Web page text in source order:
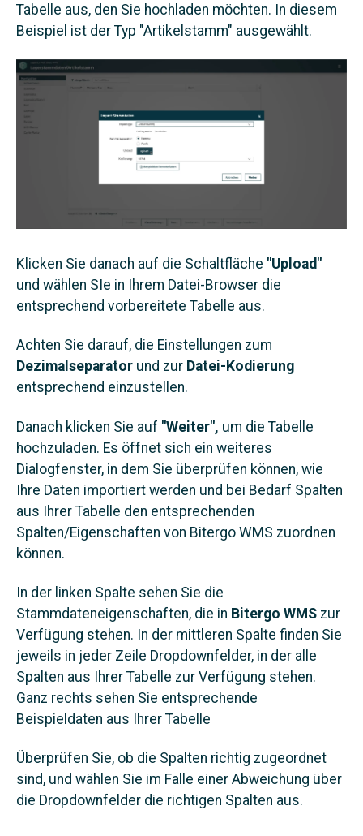
Tabelle aus, den Sie hochladen möchten. In diesem
Beispiel ist der Typ "Artikelstamm" ausgewählt.
Klicken Sie danach auf die Schaltfläche "Upload"
und wählen SIe in Ihrem Datei-Browser die
entsprechend vorbereitete Tabelle aus.
Achten Sie darauf, die Einstellungen zum
Dezimalseparator und zur Datei-Kodierung
entsprechend einzustellen.
Danach klicken Sie auf "Weiter", um die Tabelle
hochzuladen. Es öffnet sich ein weiteres
Dialogfenster, in dem Sie überprüfen können, wie
Ihre Daten importiert werden und bei Bedarf Spalten
aus Ihrer Tabelle den entsprechenden
Spalten/Eigenschaften von Bitergo WMS zuordnen
können.
In der linken Spalte sehen Sie die
Stammdateneigenschaften, die in Bitergo WMS zur
Verfügung stehen. In der mittleren Spalte finden Sie
jeweils in jeder Zeile Dropdownfelder, in der alle
Spalten aus Ihrer Tabelle zur Verfügung stehen.
Ganz rechts sehen Sie entsprechende
Beispieldaten aus Ihrer Tabelle
Überprüfen Sie, ob die Spalten richtig zugeordnet
sind, und wählen Sie im Falle einer Abweichung über
die Dropdownfelder die richtigen Spalten aus.